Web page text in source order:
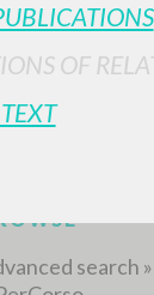
OF
0